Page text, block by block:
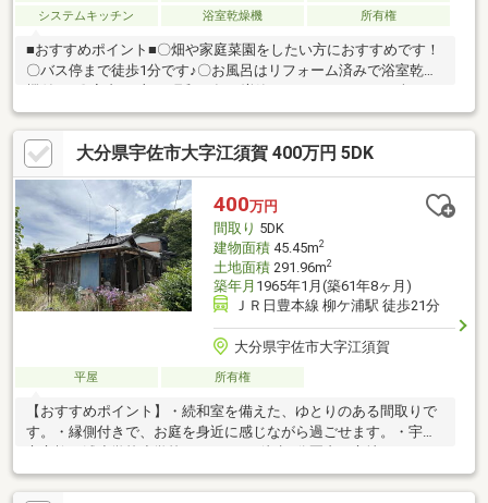
システムキッチン
浴室乾燥機 所有権
■おすすめポイント■〇畑や家庭菜園をしたい方におすすめです！
〇バス停まで徒歩1分です♪〇お風呂はリフォーム済みで浴室乾燥
機付き♪〇室内は1部、昭和57年に増築しております。■まずはお
気軽にお問い合わせください！■〇担当：小山（オヤマ）080-
4697-0293
大分県宇佐市大字江須賀 400万円 5DK
400万円
間取り 5DK
建物面積45.45m2
土地面積291.96m2
築年月 1965年1月(築61年8ヶ月)
ＪＲ日豊本線 柳ケ浦駅 徒歩21分
大分県宇佐市大字江須賀
平屋 所有権
【おすすめポイント】・続和室を備えた、ゆとりのある間取りで
す。・縁側付きで、お庭を身近に感じながら過ごせます。・宇佐